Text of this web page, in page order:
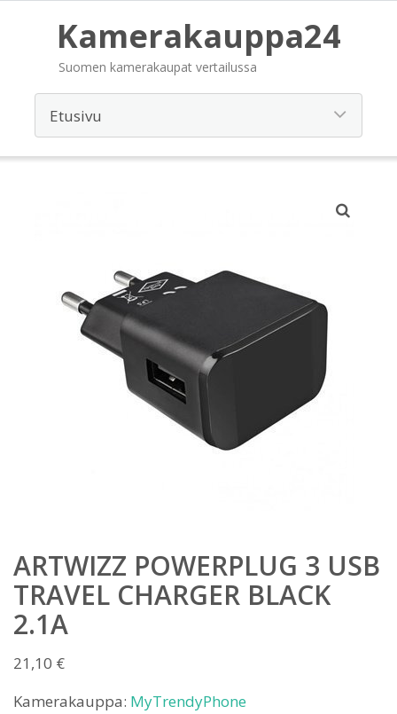
Kamerakauppa24
Suomen kamerakaupat vertailussa
ARTWIZZ POWERPLUG 3 USB
TRAVEL CHARGER BLACK
2.1A
21,10 €
Kamerakauppa: MyTrendyPhone